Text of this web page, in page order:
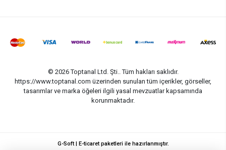
© 2026 Toptanal Ltd. Şti.. Tüm hakları saklıdır.
https://www.toptanal.com üzerinden sunulan tüm içerikler, görseller,
tasarımlar ve marka öğeleri ilgili yasal mevzuatlar kapsamında
korunmaktadır.
G-Soft | E-ticaret paketleri ile hazırlanmıştır.